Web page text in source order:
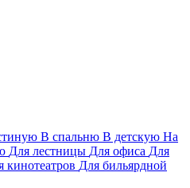
В спальню В детскую На
Для лестницы Для офиса Для
кинотеатров Для бильярдной